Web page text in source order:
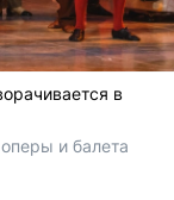
в
и балета